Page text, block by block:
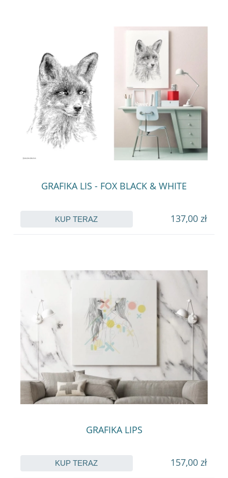
GRAFIKA LIS - FOX BLACK & WHITE
137,00 zł
KUP TERAZ
GRAFIKA LIPS
157,00 zł
KUP TERAZ